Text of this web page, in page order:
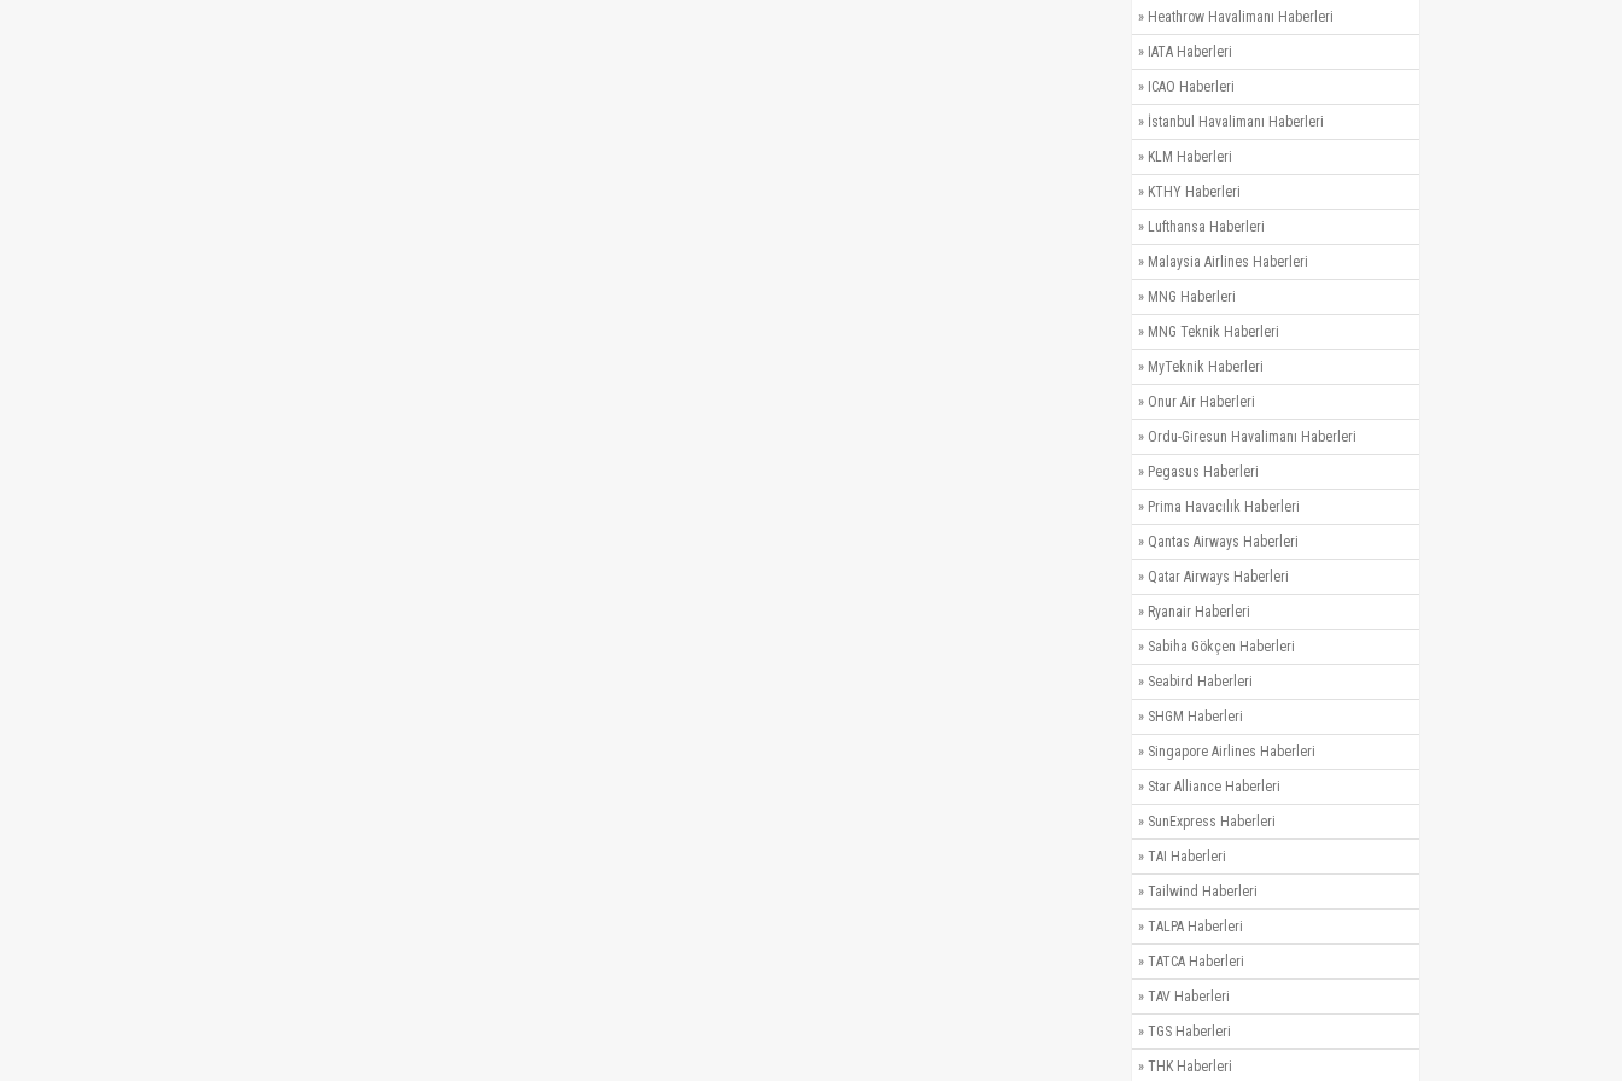
» Heathrow Havalimanı Haberleri
» IATA Haberleri
» ICAO Haberleri
» İstanbul Havalimanı Haberleri
» KLM Haberleri
» KTHY Haberleri
» Lufthansa Haberleri
» Malaysia Airlines Haberleri
» MNG Haberleri
» MNG Teknik Haberleri
» MyTeknik Haberleri
» Onur Air Haberleri
» Ordu-Giresun Havalimanı Haberleri
» Pegasus Haberleri
» Prima Havacılık Haberleri
» Qantas Airways Haberleri
» Qatar Airways Haberleri
» Ryanair Haberleri
» Sabiha Gökçen Haberleri
» Seabird Haberleri
» SHGM Haberleri
» Singapore Airlines Haberleri
» Star Alliance Haberleri
» SunExpress Haberleri
» TAI Haberleri
» Tailwind Haberleri
» TALPA Haberleri
» TATCA Haberleri
» TAV Haberleri
» TGS Haberleri
» THK Haberleri